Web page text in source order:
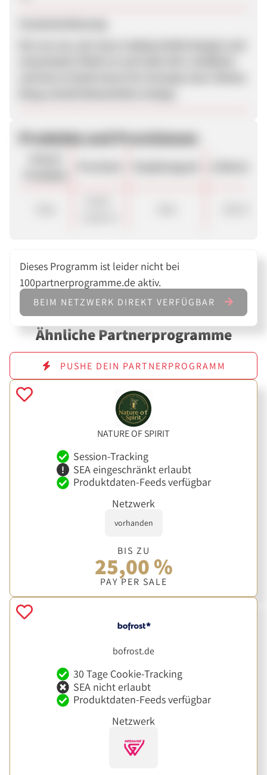
Produkte und Provisionen
Dieses Programm ist leider nicht bei
100partnerprogramme.de aktiv.
BEIM NETZWERK DIREKT VERFÜGBAR
Ähnliche Partnerprogramme
PUSHE DEIN PARTNERPROGRAMM
NATURE OF SPIRIT
Session-Tracking
SEA eingeschränkt erlaubt
Produktdaten-Feeds verfügbar
Netzwerk
vorhanden
BIS ZU
25,00 %
PAY PER SALE
bofrost.de
30 Tage Cookie-Tracking
SEA nicht erlaubt
Produktdaten-Feeds verfügbar
Netzwerk